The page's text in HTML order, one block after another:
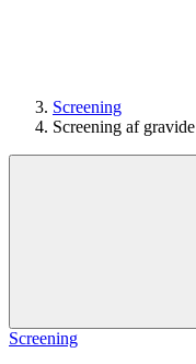
Screening
Screening af gravide
Screening